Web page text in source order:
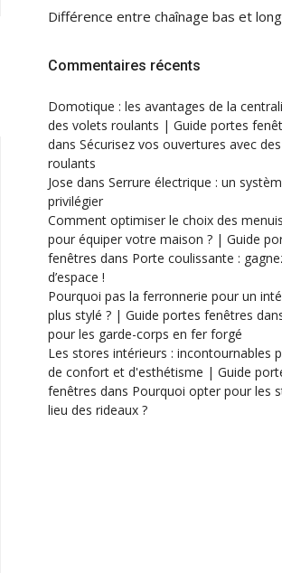
Différence entre chaînage bas et
Commentaires récents
Domotique : les avantages de la
des volets roulants | Guide portes
dans Sécurisez vos ouvertures avec
roulants
Jose dans Serrure électrique : un
privilégier
Comment optimiser le choix des
pour équiper votre maison ? | Guide
fenêtres dans Porte coulissante :
d’espace !
Pourquoi pas la ferronnerie pour un
plus stylé ? | Guide portes fenêtres
pour les garde-corps en fer forgé
Les stores intérieurs : incontournables
de confort et d'esthétisme | Guide
fenêtres dans Pourquoi opter pour les
lieu des rideaux ?